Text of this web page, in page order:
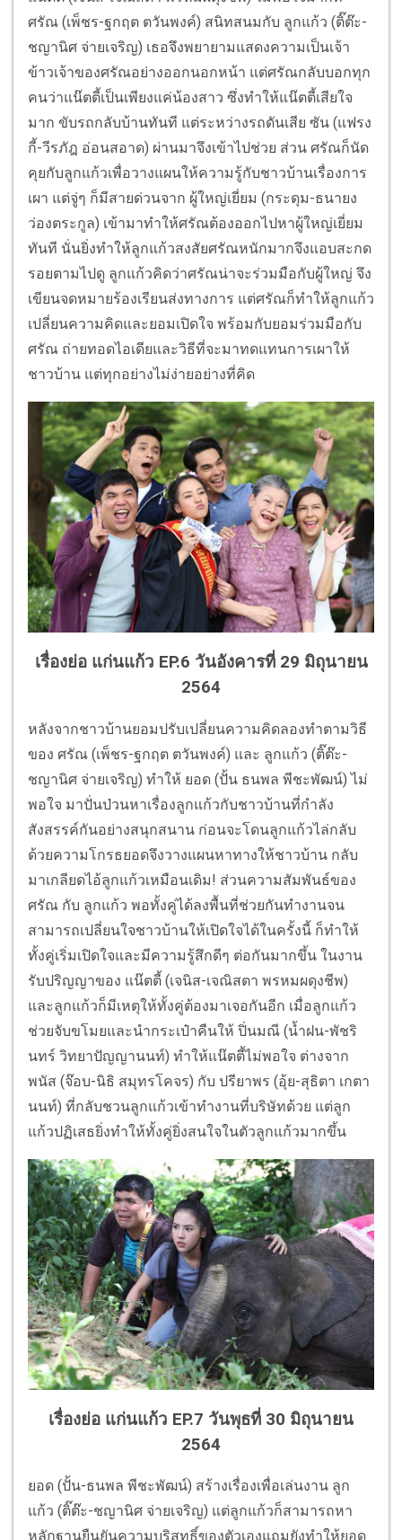
ศรัณ (เพ็ชร-ฐกฤต ตวันพงค์) สนิทสนมกับ ลูกแก้ว (ติ๊ต๊ะ-
ชญานิศ จ่ายเจริญ) เธอจึงพยายามแสดงความเป็นเจ้า
ข้าวเจ้าของศรัณอย่างออกนอกหน้า แต่ศรัณกลับบอกทุก
คนว่าแน๊ตตี้เป็นเพียงแค่น้องสาว ซึ่งทำให้แน๊ตตี้เสียใจ
มาก ขับรถกลับบ้านทันที แต่ระหว่างรถดันเสีย ซัน (แฟรง
กี้-วีรภัฎ อ่อนสอาด) ผ่านมาจึงเข้าไปช่วย ส่วน ศรัณก็นัด
คุยกับลูกแก้วเพื่อวางแผนให้ความรู้กับชาวบ้านเรื่องการ
เผา แต่จู่ๆ ก็มีสายด่วนจาก ผู้ใหญ่เยี่ยม (กระดุม-ธนายง
ว่องตระกูล) เข้ามาทำให้ศรัณต้องออกไปหาผู้ใหญ่เยี่ยม
ทันที นั่นยิ่งทำให้ลูกแก้วสงสัยศรัณหนักมากจึงแอบสะกด
รอยตามไปดู ลูกแก้วคิดว่าศรัณน่าจะร่วมมือกับผู้ใหญ่ จึง
เขียนจดหมายร้องเรียนส่งทางการ แต่ศรัณก็ทำให้ลูกแก้ว
เปลี่ยนความคิดและยอมเปิดใจ พร้อมกับยอมร่วมมือกับ
ศรัณ ถ่ายทอดไอเดียและวิธีที่จะมาทดแทนการเผาให้
ชาวบ้าน แต่ทุกอย่างไม่ง่ายอย่างที่คิด
เรื่องย่อ แก่นแก้ว EP.6 วันอังคารที่ 29 มิถุนายน
2564
หลังจากชาวบ้านยอมปรับเปลี่ยนความคิดลองทำตามวิธี
ของ ศรัณ (เพ็ชร-ฐกฤต ตวันพงค์) และ ลูกแก้ว (ติ๊ต๊ะ-
ชญานิศ จ่ายเจริญ) ทำให้ ยอด (ปั้น ธนพล พีชะพัฒน์) ไม่
พอใจ มาปั่นป่วนหาเรื่องลูกแก้วกับชาวบ้านที่กำลัง
สังสรรค์กันอย่างสนุกสนาน ก่อนจะโดนลูกแก้วไล่กลับ
ด้วยความโกรธยอดจึงวางแผนหาทางให้ชาวบ้าน กลับ
มาเกลียดไอ้ลูกแก้วเหมือนเดิม! ส่วนความสัมพันธ์ของ
ศรัณ กับ ลูกแก้ว พอทั้งคู่ได้ลงพื้นที่ช่วยกันทำงานจน
สามารถเปลี่ยนใจชาวบ้านให้เปิดใจได้ในครั้งนี้ ก็ทำให้
ทั้งคู่เริ่มเปิดใจและมีความรู้สึกดีๆ ต่อกันมากขึ้น ในงาน
รับปริญญาของ แน๊ตตี้ (เจนิส-เจณิสตา พรหมผดุงชีพ)
และลูกแก้วก็มีเหตุให้ทั้งคู่ต้องมาเจอกันอีก เมื่อลูกแก้ว
ช่วยจับขโมยและนำกระเป๋าคืนให้ ปิ่นมณี (น้ำฝน-พัชริ
นทร์ วิทยาปัญญานนท์) ทำให้แน๊ตตี้ไม่พอใจ ต่างจาก
พนัส (จ๊อบ-นิธิ สมุทรโคจร) กับ ปรียาพร (อุ้ย-สุธิตา เกตา
นนท์) ที่กลับชวนลูกแก้วเข้าทำงานที่บริษัทด้วย แต่ลูก
แก้วปฏิเสธยิ่งทำให้ทั้งคู่ยิ่งสนใจในตัวลูกแก้วมากขึ้น
เรื่องย่อ แก่นแก้ว EP.7 วันพุธที่ 30 มิถุนายน
2564
ยอด (ปั้น-ธนพล พีชะพัฒน์) สร้างเรื่องเพื่อเล่นงาน ลูก
แก้ว (ติ๊ต๊ะ-ชญานิศ จ่ายเจริญ) แต่ลูกแก้วก็สามารถหา
หลักฐานยืนยันความบริสุทธิ์ของตัวเองแถมยังทำให้ยอด